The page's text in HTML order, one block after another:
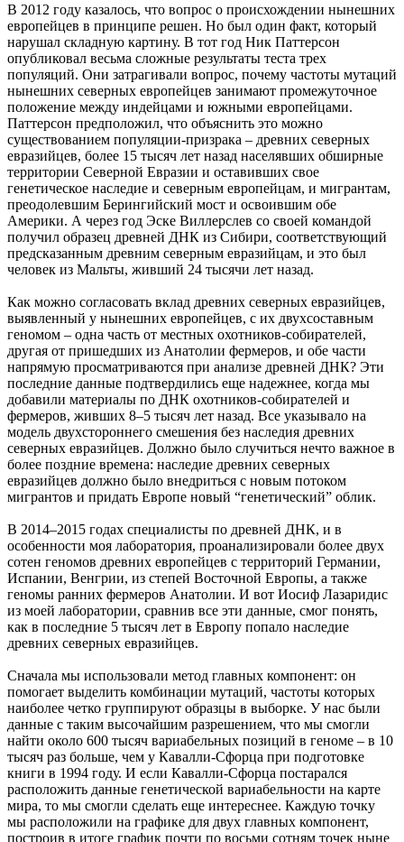
В 2012 году казалось, что вопрос о происхождении нынешних
европейцев в принципе решен. Но был один факт, который
нарушал складную картину. В тот год Ник Паттерсон
опубликовал весьма сложные результаты теста трех
популяций. Они затрагивали вопрос, почему частоты мутаций
нынешних северных европейцев занимают промежуточное
положение между индейцами и южными европейцами.
Паттерсон предположил, что объяснить это можно
существованием популяции-призрака – древних северных
евразийцев, более 15 тысяч лет назад населявших обширные
территории Северной Евразии и оставивших свое
генетическое наследие и северным европейцам, и мигрантам,
преодолевшим Берингийский мост и освоившим обе
Америки. А через год Эске Виллерслев со своей командой
получил образец древней ДНК из Сибири, соответствующий
предсказанным древним северным евразийцам, и это был
человек из Мальты, живший 24 тысячи лет назад.
Как можно согласовать вклад древних северных евразийцев,
выявленный у нынешних европейцев, с их двухсоставным
геномом – одна часть от местных охотников-собирателей,
другая от пришедших из Анатолии фермеров, и обе части
напрямую просматриваются при анализе древней ДНК? Эти
последние данные подтвердились еще надежнее, когда мы
добавили материалы по ДНК охотников-собирателей и
фермеров, живших 8–5 тысяч лет назад. Все указывало на
модель двухстороннего смешения без наследия древних
северных евразийцев. Должно было случиться нечто важное в
более поздние времена: наследие древних северных
евразийцев должно было внедриться с новым потоком
мигрантов и придать Европе новый “генетический” облик.
В 2014–2015 годах специалисты по древней ДНК, и в
особенности моя лаборатория, проанализировали более двух
сотен геномов древних европейцев с территорий Германии,
Испании, Венгрии, из степей Восточной Европы, а также
геномы ранних фермеров Анатолии. И вот Иосиф Лазаридис
из моей лаборатории, сравнив все эти данные, смог понять,
как в последние 5 тысяч лет в Европу попало наследие
древних северных евразийцев.
Сначала мы использовали метод главных компонент: он
помогает выделить комбинации мутаций, частоты которых
наиболее четко группируют образцы в выборке. У нас были
данные с таким высочайшим разрешением, что мы смогли
найти около 600 тысяч вариабельных позиций в геноме – в 10
тысяч раз больше, чем у Кавалли-Сфорца при подготовке
книги в 1994 году. И если Кавалли-Сфорца постарался
расположить данные генетической вариабельности на карте
мира, то мы смогли сделать еще интереснее. Каждую точку
мы расположили на графике для двух главных компонент,
построив в итоге график почти по восьми сотням точек ныне